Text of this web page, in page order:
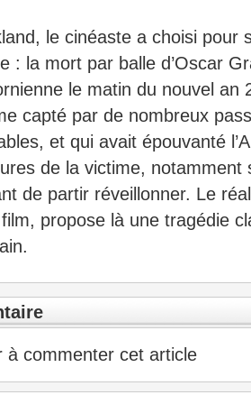
le cinéaste a choisi pour
: la mort par balle d’Oscar
le matin du nouvel an
capté par de nombreux
et qui avait épouvanté
de la victime,
de partir réveillonner. Le
propose là une tragédie
à commenter cet article